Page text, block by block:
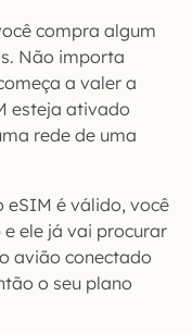
compra algum
Não importa
a valer a
esteja ativado
rede de uma
eSIM é válido, você
e ele já vai procurar
avião conectado
o seu plano